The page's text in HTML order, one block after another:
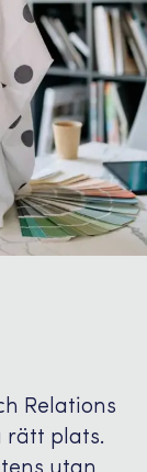
Relations
rätt plats.